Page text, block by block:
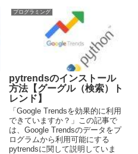
プログラミング
pytrendsのインストール
方法【グーグル（検索）ト
レンド】
「Google Trendsを効果的に利用
できていますか？」この記事で
は、Google Trendsのデータをプ
ログラムから利用可能にする
pytrendsに関して説明していま